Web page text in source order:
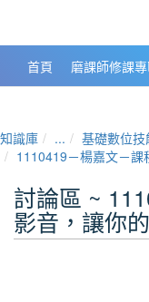
首頁 磨課師修課
知識庫 ...
基礎數位技
1110419－楊嘉文－課
討論區 ~
影音，讓你